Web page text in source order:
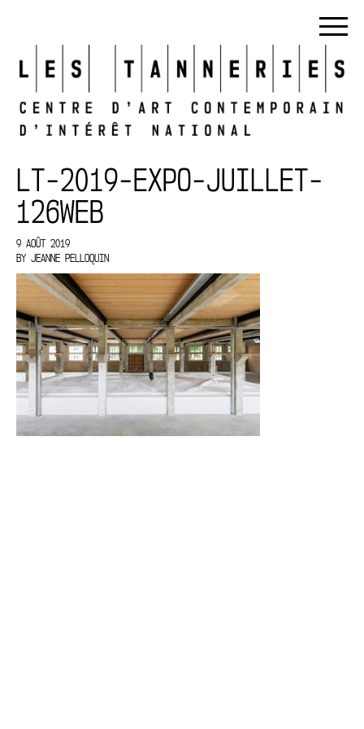
LT-2019-EXPO-JUILLET-
126WEB
9 AOÛT 2019
BY JEANNE PELLOQUIN